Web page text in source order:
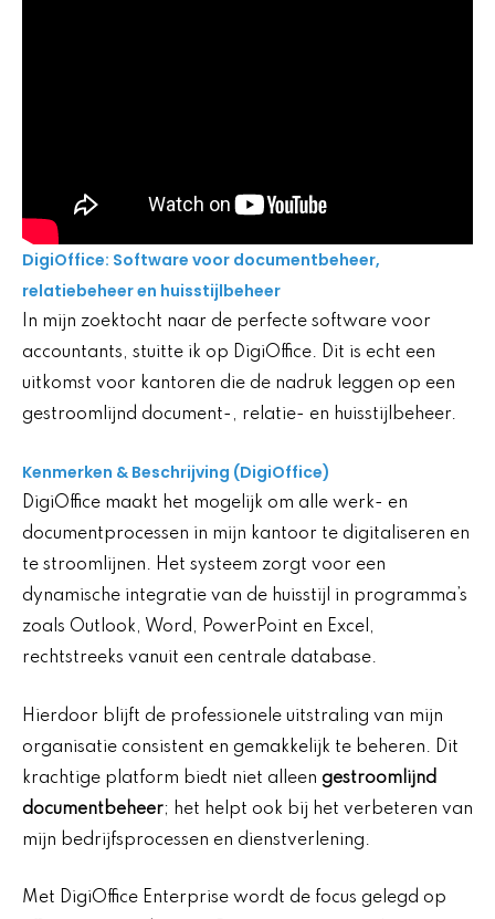
DigiOffice: Software voor documentbeheer,
relatiebeheer en huisstijlbeheer
In mijn zoektocht naar de perfecte software voor
accountants, stuitte ik op DigiOffice. Dit is echt een
uitkomst voor kantoren die de nadruk leggen op een
gestroomlijnd document-, relatie- en huisstijlbeheer.
Kenmerken & Beschrijving (DigiOffice)
DigiOffice maakt het mogelijk om alle werk- en
documentprocessen in mijn kantoor te digitaliseren en
te stroomlijnen. Het systeem zorgt voor een
dynamische integratie van de huisstijl in programma’s
zoals Outlook, Word, PowerPoint en Excel,
rechtstreeks vanuit een centrale database.
Hierdoor blijft de professionele uitstraling van mijn
organisatie consistent en gemakkelijk te beheren. Dit
krachtige platform biedt niet alleen gestroomlijnd
documentbeheer; het helpt ook bij het verbeteren van
mijn bedrijfsprocessen en dienstverlening.
Met DigiOffice Enterprise wordt de focus gelegd op